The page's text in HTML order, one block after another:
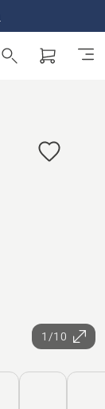
1/10